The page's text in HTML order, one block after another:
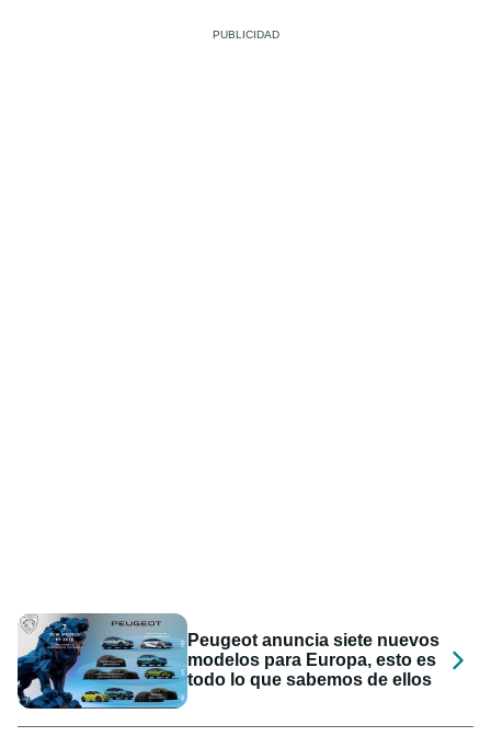
Peugeot anuncia siete nuevos
modelos para Europa, esto es
todo lo que sabemos de ellos